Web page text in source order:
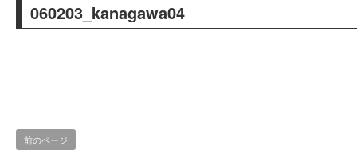
060203_kanagawa04
前のページ